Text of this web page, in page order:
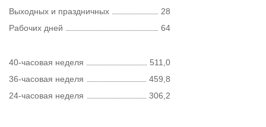
Выходных и праздничных
28
Рабочих дней
64
40-часовая неделя
511,0
36-часовая неделя
459,8
24-часовая неделя
306,2